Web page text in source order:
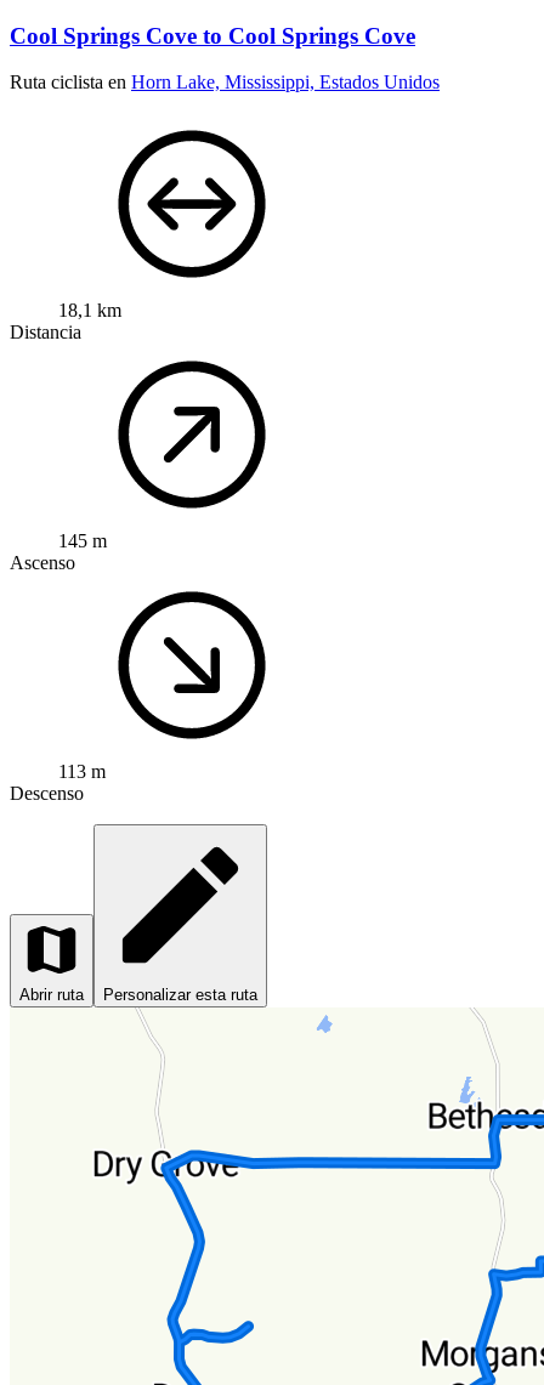
Cool Springs Cove to Cool Springs Cove
Ruta ciclista en Horn Lake, Mississippi, Estados Unidos
18,1 km
Distancia
145 m
Ascenso
113 m
Descenso
Abrir ruta Personalizar esta ruta